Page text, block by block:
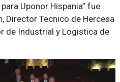
Uponor Hispania” fue
Director Tecnico de Hercesa
de Industrial y Logistica de